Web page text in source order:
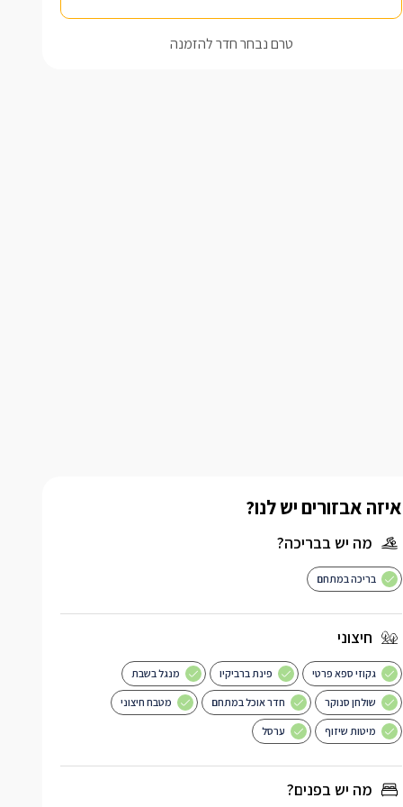
טרם נבחר חדר להזמנה
איזה אבזורים יש לנו?
מה יש בבריכה?
בריכה במתחם
חיצוני
גקוזי ספא פרטי פינת ברביקיו מנגל בשבת
שולחן סנוקר חדר אוכל במתחם מטבח חיצוני
מיטות שיזוף ערסל
מה יש בפנים?